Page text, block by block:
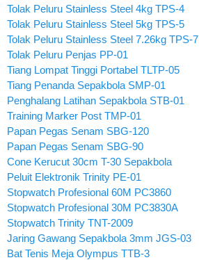
Tolak Peluru Stainless Steel 4kg TPS-4
Tolak Peluru Stainless Steel 5kg TPS-5
Tolak Peluru Stainless Steel 7.26kg TPS-7
Tolak Peluru Penjas PP-01
Tiang Lompat Tinggi Portabel TLTP-05
Tiang Penanda Sepakbola SMP-01
Penghalang Latihan Sepakbola STB-01
Training Marker Post TMP-01
Papan Pegas Senam SBG-120
Papan Pegas Senam SBG-90
Cone Kerucut 30cm T-30 Sepakbola
Peluit Elektronik Trinity PE-01
Stopwatch Profesional 60M PC3860
Stopwatch Profesional 30M PC3830A
Stopwatch Trinity TNT-2009
Jaring Gawang Sepakbola 3mm JGS-03
Bat Tenis Meja Olympus TTB-3